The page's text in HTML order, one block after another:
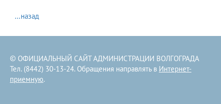
...назад
© ОФИЦИАЛЬНЫЙ САЙТ АДМИНИСТРАЦИИ ВОЛГОГРАДА
Тел. (8442) 30-13-24. Обращения направлять в Интернет-
приемную.